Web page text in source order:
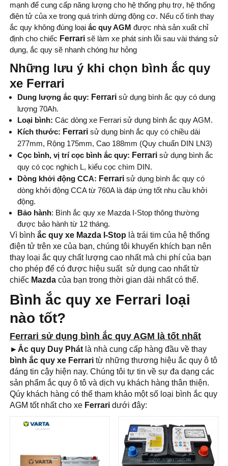
mạnh để cung cấp năng lượng cho hệ thống phụ trợ, hệ thống
điện tử của xe trong quá trình dừng động cơ. Nếu cố tình thay
ắc quy không đúng loại ắc quy AGM được nhà sản xuất chỉ
định cho chiếc Ferrari sẽ làm xe phát sinh lỗi sau vài tháng sử
dụng, ắc quy sẽ nhanh chóng hư hỏng
Những lưu ý khi chọn bình ắc quy
xe Ferrari
Dung lượng ắc quy: Ferrari sử dụng bình ắc quy có dung
lượng 70Ah.
Loại bình: Các dòng xe Ferrari sử dụng bình ắc quy AGM.
Kích thước: Ferrari sử dụng bình ắc quy có chiều dài
277mm, Rộng 175mm, Cao 188mm (Quy chuẩn DIN LN3)
Cọc bình, vị trí cọc bình ắc quy: Ferrari sử dụng bình ắc
quy có cọc nghịch L, kiểu cọc chìm DIN.
Dòng khởi động CCA: Ferrari sử dụng bình ắc quy có
dòng khởi động CCA từ 760A là đáp ứng tốt nhu cầu khởi
động.
Bảo hành: Bình ắc quy xe Mazda I-Stop thông thường
được bảo hành từ 12 tháng.
Vì bình ắc quy xe Mazda I-Stop là trái tim của hệ thống
điện tử trên xe của bạn, chúng tôi khuyến khích bạn nên
thay loại ắc quy chất lượng cao nhất mà chi phí của bạn
cho phép để có được hiệu suất sử dụng cao nhất từ ​​
chiếc Mazda của bạn trong thời gian dài nhất có thể.
Bình ắc quy xe Ferrari loại
nào tốt?
Ferrari sử dụng bình ắc quy AGM là tốt nhất
►Ắc quy Duy Phát là nhà cung cấp hàng đầu về thay
bình ắc quy xe Ferrari từ những thương hiệu ắc quy ô tô
đáng tin cậy hiện nay. Chúng tôi tự tin về sự đa dạng các
sản phẩm ắc quy ô tô và dịch vụ khách hàng thân thiện.
Qúy khách hàng có thể tham khảo một số loại bình ắc quy
AGM tốt nhất cho xe Ferrari dưới đây:
Thương hiệu ắc
Thương hiệu ắc
quy:
MERCEDES BENZ